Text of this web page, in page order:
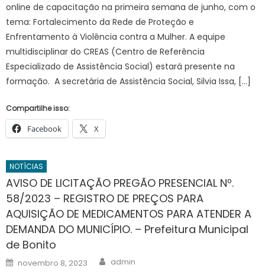
online de capacitação na primeira semana de junho, com o
tema: Fortalecimento da Rede de Proteção e
Enfrentamento à Violência contra a Mulher. A equipe
multidisciplinar do CREAS (Centro de Referência
Especializado de Assistência Social) estará presente na
formação. A secretária de Assistência Social, Silvia Issa, […]
Compartilhe isso:
Facebook X
NOTÍCIAS
AVISO DE LICITAÇÃO PREGÃO PRESENCIAL Nº.
58/2023 – REGISTRO DE PREÇOS PARA
AQUISIÇÃO DE MEDICAMENTOS PARA ATENDER A
DEMANDA DO MUNICÍPIO. – Prefeitura Municipal
de Bonito
Posted
on
novembro 8, 2023 Author
admin